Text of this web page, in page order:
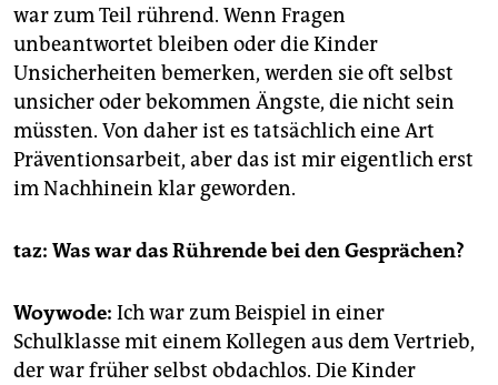
war zum Teil rührend. Wenn Fragen
unbeantwortet bleiben oder die Kinder
Unsicherheiten bemerken, werden sie oft selbst
unsicher oder bekommen Ängste, die nicht sein
müssten. Von daher ist es tatsächlich eine Art
Präventionsarbeit, aber das ist mir eigentlich erst
im Nachhinein klar geworden.
taz: Was war das Rührende bei den Gesprächen?
Woywode: Ich war zum Beispiel in einer
Schulklasse mit einem Kollegen aus dem Vertrieb,
der war früher selbst obdachlos. Die Kinder